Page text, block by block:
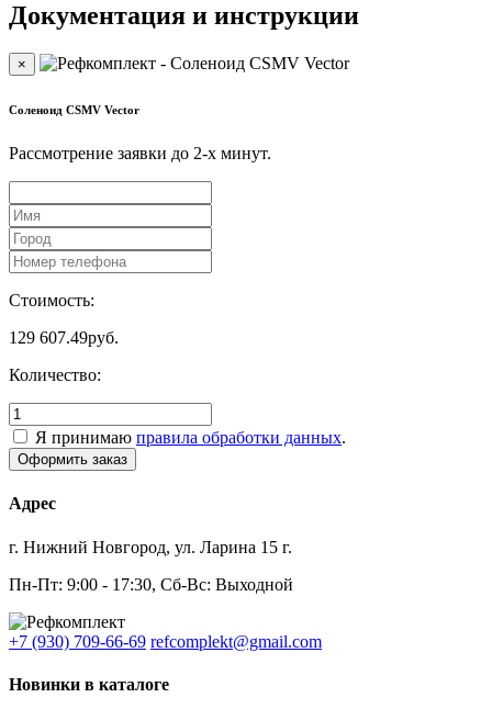
Документация и инструкции
×
Соленоид CSMV Vector
Рассмотрение заявки до 2-x минут.
Стоимость:
129 607.49руб.
Количество:
Я принимаю правила обработки данных.
Адрес
г. Нижний Новгород, ул. Ларина 15 г.
Пн-Пт: 9:00 - 17:30, Сб-Вс: Выходной
+7 (930) 709-66-69 refcomplekt@gmail.com
Новинки в каталоге